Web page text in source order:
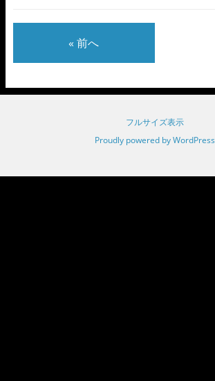
« 前へ
フルサイズ表示
Proudly powered by WordPress